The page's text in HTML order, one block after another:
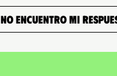
NO ENCUENTRO MI